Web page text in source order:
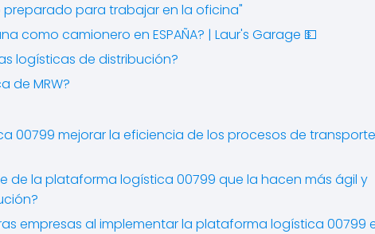
preparado para trabajar en la oficina"
como camionero en ESPAÑA? | Laur's Garage 💵
logísticas de distribución?
de MRW?
00799 mejorar la eficiencia de los procesos de
de la plataforma logística 00799 que la hacen más ágil y
empresas al implementar la plataforma logística 00799